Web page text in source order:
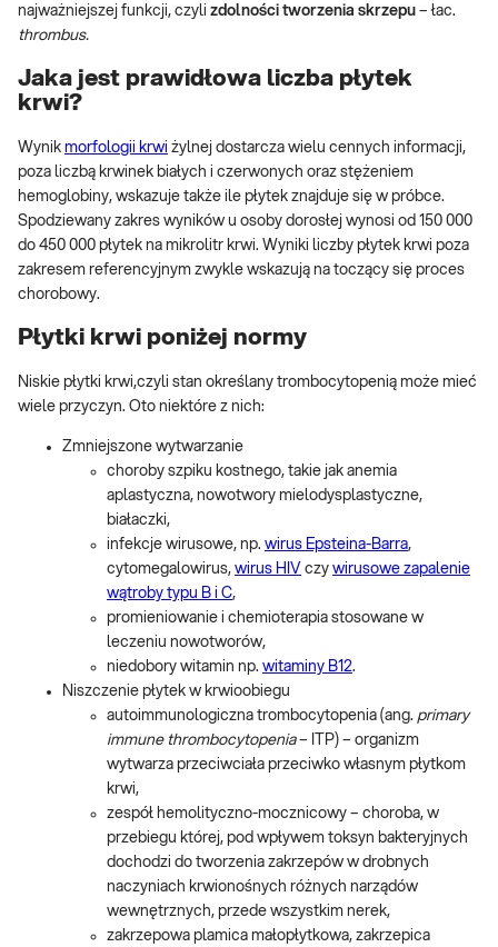
najważniejszej funkcji, czyli zdolności tworzenia skrzepu – łac.
thrombus.
Jaka jest prawidłowa liczba płytek
krwi?
Wynik morfologii krwi żylnej dostarcza wielu cennych informacji,
poza liczbą krwinek białych i czerwonych oraz stężeniem
hemoglobiny, wskazuje także ile płytek znajduje się w próbce.
Spodziewany zakres wyników u osoby dorosłej wynosi od 150 000
do 450 000 płytek na mikrolitr krwi. Wyniki liczby płytek krwi poza
zakresem referencyjnym zwykle wskazują na toczący się proces
chorobowy.
Płytki krwi poniżej normy
Niskie płytki krwi,czyli stan określany trombocytopenią może mieć
wiele przyczyn. Oto niektóre z nich:
Zmniejszone wytwarzanie
choroby szpiku kostnego, takie jak anemia
aplastyczna, nowotwory mielodysplastyczne,
białaczki,
infekcje wirusowe, np. wirus Epsteina-Barra,
cytomegalowirus, wirus HIV czy wirusowe zapalenie
wątroby typu B i C,
promieniowanie i chemioterapia stosowane w
leczeniu nowotworów,
niedobory witamin np. witaminy B12.
Niszczenie płytek w krwioobiegu
autoimmunologiczna trombocytopenia (ang. primary
immune thrombocytopenia– ITP) – organizm
wytwarza przeciwciała przeciwko własnym płytkom
krwi,
zespół hemolityczno-mocznicowy – choroba, w
przebiegu której, pod wpływem toksyn bakteryjnych
dochodzi do tworzenia zakrzepów w drobnych
naczyniach krwionośnych różnych narządów
wewnętrznych, przede wszystkim nerek,
zakrzepowa plamica małopłytkowa, zakrzepica